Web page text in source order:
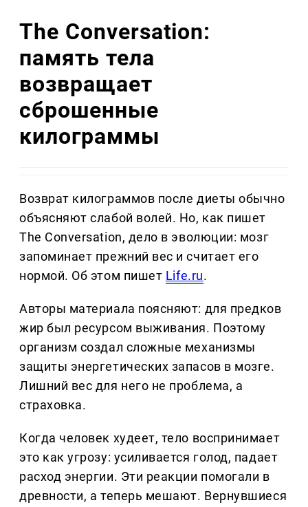
The Conversation:
память тела
возвращает
сброшенные
килограммы
Возврат килограммов после диеты обычно
объясняют слабой волей. Но, как пишет
The Conversation, дело в эволюции: мозг
запоминает прежний вес и считает его
нормой. Об этом пишет Life.ru.
Авторы материала поясняют: для предков
жир был ресурсом выживания. Поэтому
организм создал сложные механизмы
защиты энергетических запасов в мозге.
Лишний вес для него не проблема, а
страховка.
Когда человек худеет, тело воспринимает
это как угрозу: усиливается голод, падает
расход энергии. Эти реакции помогали в
древности, а теперь мешают. Вернувшиеся